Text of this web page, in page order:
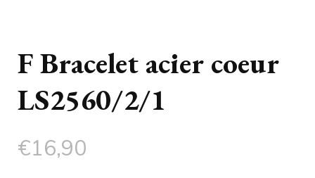
F Bracelet acier coeur
LS2560/2/1
€16,90